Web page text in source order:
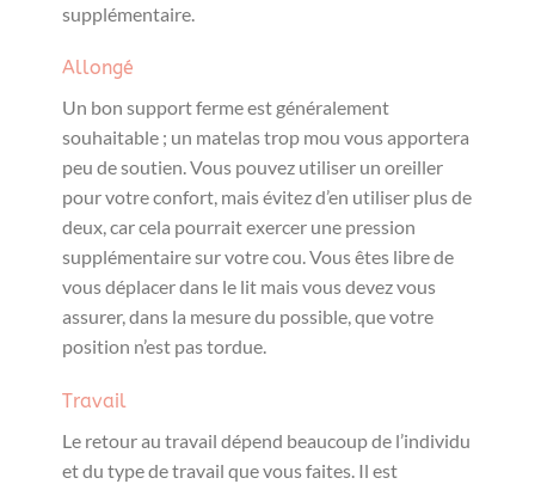
supplémentaire.
Allongé
Un bon support ferme est généralement
souhaitable ; un matelas trop mou vous apportera
peu de soutien. Vous pouvez utiliser un oreiller
pour votre confort, mais évitez d’en utiliser plus de
deux, car cela pourrait exercer une pression
supplémentaire sur votre cou. Vous êtes libre de
vous déplacer dans le lit mais vous devez vous
assurer, dans la mesure du possible, que votre
position n’est pas tordue.
Travail
Le retour au travail dépend beaucoup de l’individu
et du type de travail que vous faites. Il est